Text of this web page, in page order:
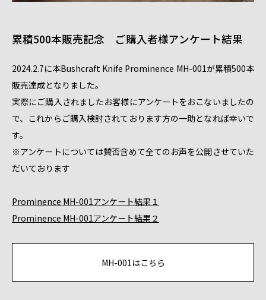
累積500本販売記念 ご購入者様アンケート結果
2024.2.7に本Bushcraft Knife Prominence MH-001が累積500本
販売達成となりました。
実際にご購入されましたお客様にアンケートをおこないましたの
で、これからご購入検討されております方の一助となれば幸いで
す。
※アンケートについては賛否含めて全てのお声を公開させていた
だいております
Prominence MH-001アンケート結果１
Prominence MH-001アンケート結果２
MH-001はこちら